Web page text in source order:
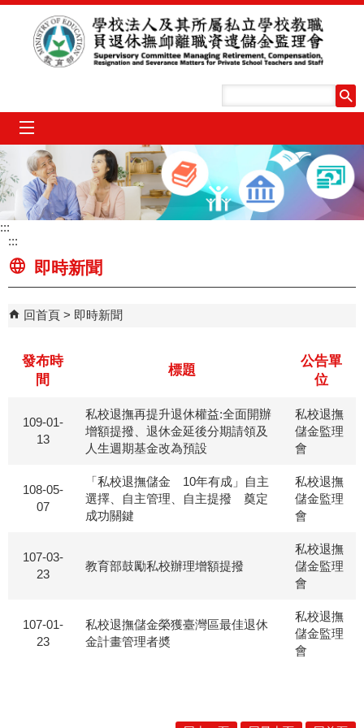
跳到主要內容區塊
:::
:::
即時新聞
回首頁 即時新聞
發布時
間
標題
公告單
位
109-01-
13
私校退撫再提升退休權益:全面開辦
增額提撥、退休金延後分期請領及
人生週期基金改為預設
私校退撫
儲金監理
會
108-05-
07
「私校退撫儲金 10年有成」自主
選擇、自主管理、自主提撥 奠定
成功關鍵
私校退撫
儲金監理
會
107-03-
23
教育部鼓勵私校辦理增額提撥
私校退撫
儲金監理
會
107-01-
23
私校退撫儲金榮獲臺灣區最佳退休
金計畫管理者奬
私校退撫
儲金監理
會